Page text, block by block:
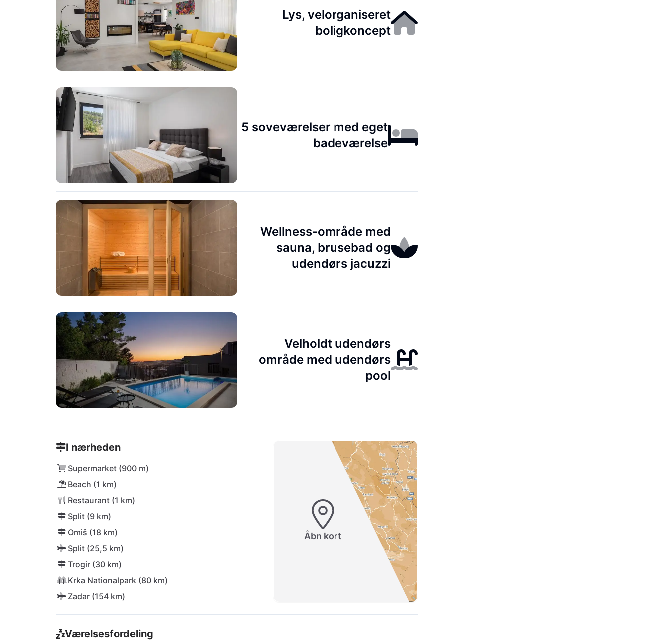
Lys, velorganiseret
boligkoncept
5 soveværelser med eget
badeværelse
Wellness-område med
sauna, brusebad og
udendørs jacuzzi
Velholdt udendørs
område med udendørs
pool
I nærheden
Supermarket (900 m)
Beach (1 km)
Restaurant (1 km)
Split (9 km)
Omiš (18 km)
Split (25,5 km)
Trogir (30 km)
Krka Nationalpark (80 km)
Zadar (154 km)
Åbn kort
Værelsesfordeling